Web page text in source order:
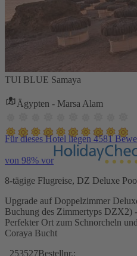
TUI BLUE Samaya
Ägypten - Marsa Alam
Für dieses Hotel liegen 4581
von 98% vor
8-tägige Flugreise, DZ Deluxe
Upgrade auf Doppelzimmer
Buchung des Zimmertyps DZX2)
Perfekter Ort zum Schnorcheln
Coraya Bucht
253527Bestellnr.: